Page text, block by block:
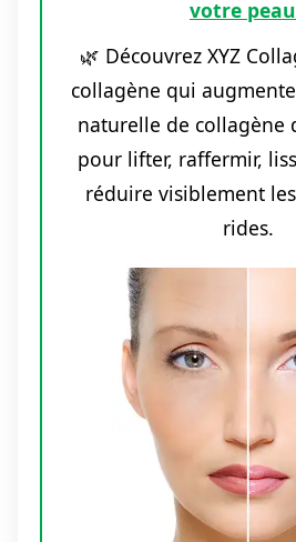
votre
🌿 Découvrez XYZ
collagène qui
naturelle de collagène
pour lifter, raffermir,
réduire visiblement
rides.